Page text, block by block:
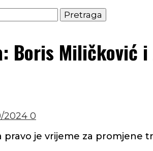
Boris Miličković
2024 0
pravo je vrijeme za promjene